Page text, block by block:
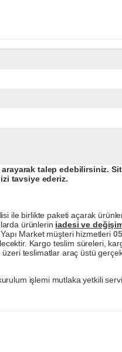
arayarak talep edebilirsiniz.
tavsiye ederiz.
ile birlikte paketi açarak
ürünlerin iadesi ve
Market müşteri hizmetleri
Kargo teslim süreleri,
üzeri teslimatlar araç üstü
işlemi mutlaka yetkili